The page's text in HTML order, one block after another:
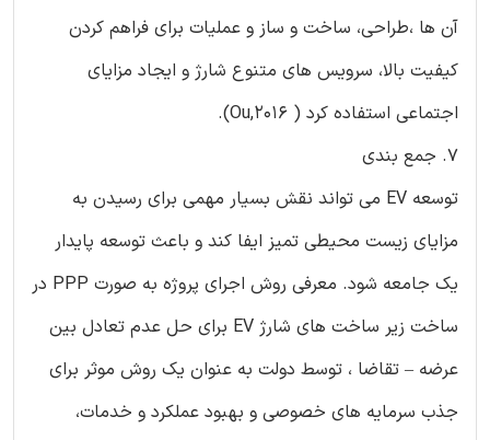
آن ها ،طراحی، ساخت و ساز و عملیات برای فراهم کردن
کیفیت بالا، سرویس های متنوع شارژ و ایجاد مزایای
اجتماعی استفاده کرد ( Ou,2016).
7. جمع بندی
توسعه EV می تواند نقش بسیار مهمی برای رسیدن به
مزایای زیست محیطی تمیز ایفا کند و باعث توسعه پایدار
یک جامعه شود. معرفی روش اجرای پروژه به صورت PPP در
ساخت زیر ساخت های شارژ EV برای حل عدم تعادل بین
عرضه – تقاضا ، توسط دولت به عنوان یک روش موثر برای
جذب سرمایه های خصوصی و بهبود عملکرد و خدمات،